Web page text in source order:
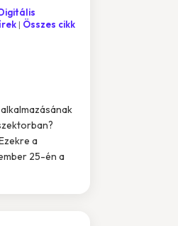
Összes cikk
a
25-én a